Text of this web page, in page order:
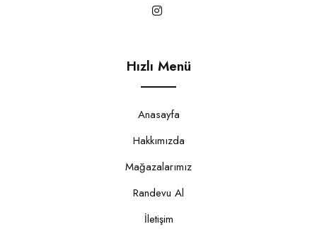
Hızlı Menü
Anasayfa
Hakkımızda
Mağazalarımız
Randevu Al
İletişim